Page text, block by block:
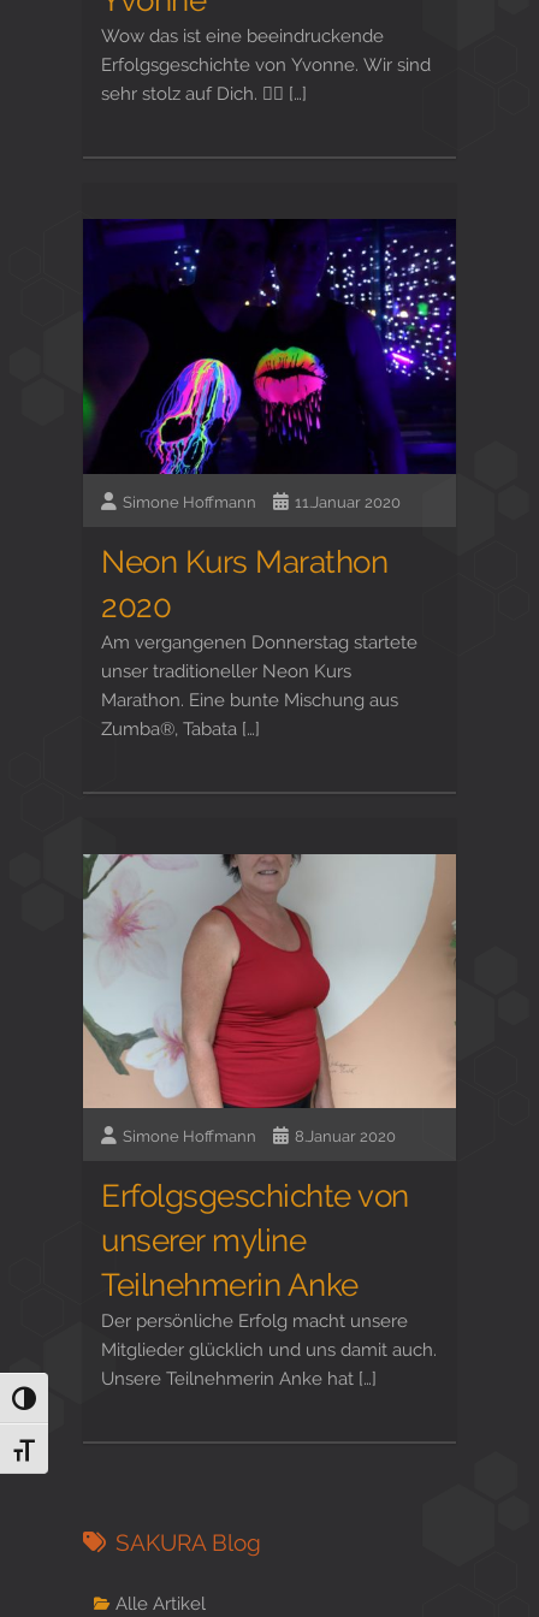
Umschalten auf hohe Kontraste
Schrift vergrößern
Wow das ist eine beeindruckende
Erfolgsgeschichte von Yvonne. Wir sind
sehr stolz auf Dich. 👍🏻 […]
Simone Hoffmann 11.Januar 2020
Neon Kurs Marathon
2020
Am vergangenen Donnerstag startete
unser traditioneller Neon Kurs
Marathon. Eine bunte Mischung aus
Zumba®, Tabata […]
Simone Hoffmann 8.Januar 2020
Erfolgsgeschichte von
unserer myline
Teilnehmerin Anke
Der persönliche Erfolg macht unsere
Mitglieder glücklich und uns damit auch.
Unsere Teilnehmerin Anke hat […]
SAKURA Blog
Alle Artikel